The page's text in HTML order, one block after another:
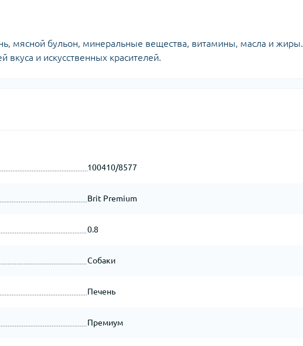
мясной бульон, минеральные вещества, витамины, масла и жиры.
вкуса и искусственных красителей.
100410/8577
Brit Premium
0.8
Собаки
Печень
Премиум